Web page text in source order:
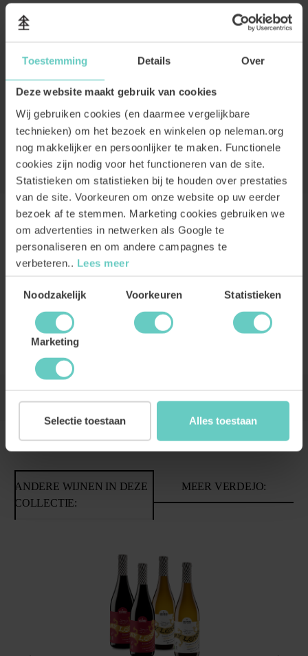
Toestemming Details Over
Deze website maakt gebruik van cookies
Wij gebruiken cookies (en daarmee vergelijkbare
technieken) om het bezoek en winkelen op neleman.org
nog makkelijker en persoonlijker te maken. Functionele
cookies zijn nodig voor het functioneren van de site.
Statistieken om statistieken bij te houden over prestaties
van de site. Voorkeuren om onze website op uw eerder
bezoek af te stemmen. Marketing cookies gebruiken we
om advertenties in netwerken als Google te
personaliseren en om andere campagnes te
verbeteren.. Lees meer
Toestemmingsselectie
Noodzakelijk Voorkeuren Statistieken
Marketing
Alles toestaan
Selectie toestaan
SMAAK & RECENSIES
DE WIJNMAKER
ANDERE WIJNEN IN DEZE
COLLECTIE:
MEER VERDEJO: